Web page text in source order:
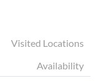
Visited Locations
Availability